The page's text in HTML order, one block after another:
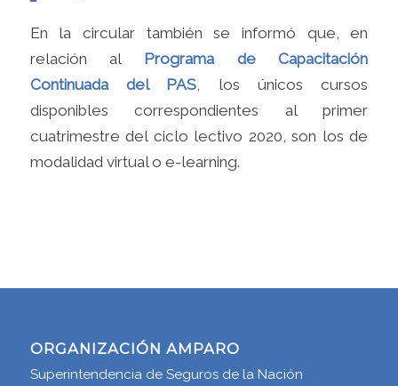
En la circular también se informó que, en
relación al Programa de Capacitación
Continuada del PAS, los únicos cursos
disponibles correspondientes al primer
cuatrimestre del ciclo lectivo 2020, son los de
modalidad virtual o e-learning.
ORGANIZACIÓN AMPARO
Superintendencia de Seguros de la Nación